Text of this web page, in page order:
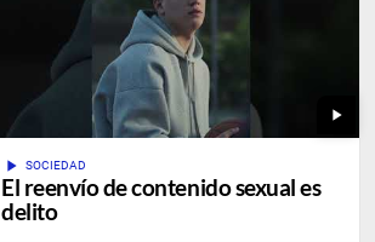
play_arrow
play_arrow SOCIEDAD
El reenvío de contenido sexual es
delito